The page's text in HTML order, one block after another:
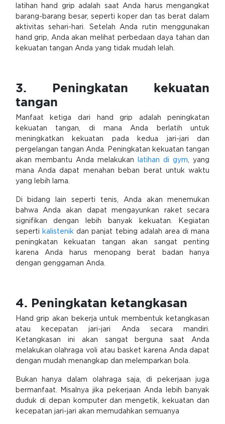
latihan hand grip adalah saat Anda harus mengangkat
barang-barang besar, seperti koper dan tas berat dalam
aktivitas sehari-hari. Setelah Anda rutin menggunakan
hand grip, Anda akan melihat perbedaan daya tahan dan
kekuatan tangan Anda yang tidak mudah lelah.
3. Peningkatan kekuatan
tangan
Manfaat ketiga dari hand grip adalah peningkatan
kekuatan tangan, di mana Anda berlatih untuk
meningkatkan kekuatan pada kedua jari-jari dan
pergelangan tangan Anda. Peningkatan kekuatan tangan
akan membantu Anda melakukan
latihan di gym, yang
mana Anda dapat menahan beban berat untuk waktu
yang lebih lama.
Di bidang lain seperti tenis, Anda akan menemukan
bahwa Anda akan dapat mengayunkan raket secara
signifikan dengan lebih banyak kekuatan. Kegiatan
seperti kalistenik dan panjat tebing adalah area di mana
peningkatan kekuatan tangan akan sangat penting
karena Anda harus menopang berat badan hanya
dengan genggaman Anda.
4. Peningkatan ketangkasan
Hand grip akan bekerja untuk membentuk ketangkasan
atau kecepatan jari-jari Anda secara mandiri.
Ketangkasan ini akan sangat berguna saat Anda
melakukan olahraga voli atau basket karena Anda dapat
dengan mudah menangkap dan melemparkan bola.
Bukan hanya dalam olahraga saja, di pekerjaan juga
bermanfaat. Misalnya jika pekerjaan Anda lebih banyak
duduk di depan komputer dan mengetik, kekuatan dan
kecepatan jari-jari akan memudahkan semuanya